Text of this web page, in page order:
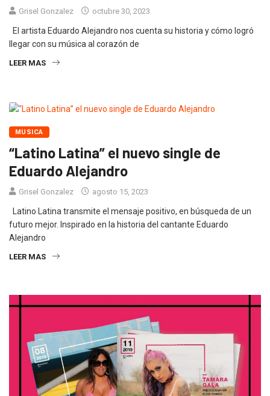
Grisel Gonzalez octubre 30, 2023
El artista Eduardo Alejandro nos cuenta su historia y cómo logró
llegar con su música al corazón de
LEER MAS
MUSICA
“Latino Latina” el nuevo single de
Eduardo Alejandro
Grisel Gonzalez agosto 15, 2023
Latino Latina transmite el mensaje positivo, en búsqueda de un
futuro mejor. Inspirado en la historia del cantante Eduardo
Alejandro
LEER MAS